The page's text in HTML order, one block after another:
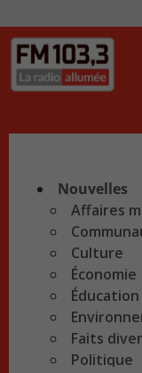
Nouvelles
Affaires
Culture
Économie
Éducation
Faits
Politique